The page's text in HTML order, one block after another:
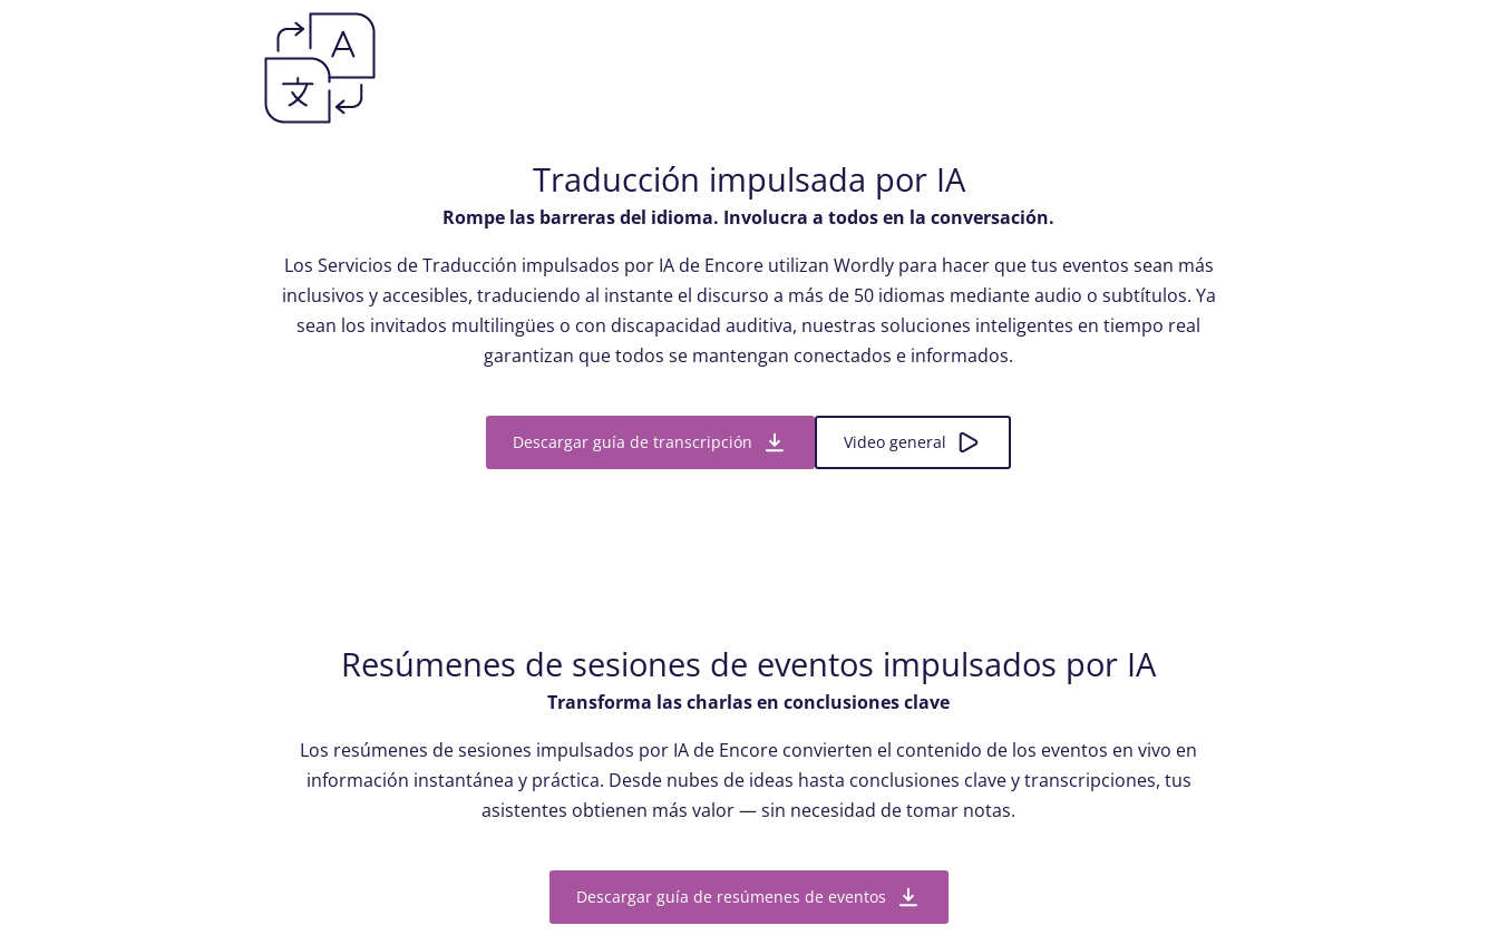
Traducción impulsada por IA
Rompe las barreras del idioma. Involucra a todos en la conversación.
Los Servicios de Traducción impulsados por IA de Encore utilizan Wordly para hacer que tus eventos sean más
inclusivos y accesibles, traduciendo al instante el discurso a más de 50 idiomas mediante audio o subtítulos. Ya
sean los invitados multilingües o con discapacidad auditiva, nuestras soluciones inteligentes en tiempo real
garantizan que todos se mantengan conectados e informados.
Descargar guía de transcripción Video general
Resúmenes de sesiones de eventos impulsados por IA
Transforma las charlas en conclusiones clave
Los resúmenes de sesiones impulsados por IA de Encore convierten el contenido de los eventos en vivo en
información instantánea y práctica. Desde nubes de ideas hasta conclusiones clave y transcripciones, tus
asistentes obtienen más valor — sin necesidad de tomar notas.
Descargar guía de resúmenes de eventos